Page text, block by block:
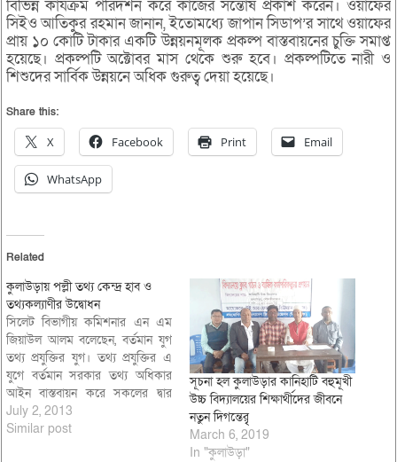
বিভিন্ন কার্যক্রম পরিদর্শন করে কাজের সন্তোষ প্রকাশ করেন। ওয়াফের
সিইও আতিকুর রহমান জানান, ইতোমধ্যে জাপান সিডাপ’র সাথে ওয়াফের
প্রায় ১০ কোটি টাকার একটি উন্নয়নমূলক প্রকল্প বাস্তবায়নের চুক্তি সমাপ্ত
হয়েছে। প্রকল্পটি অক্টোবর মাস থেকে শুরু হবে। প্রকল্পটিতে নারী ও
শিশুদের সার্বিক উন্নয়নে অধিক গুরুত্ব দেয়া হয়েছে।
Share this:
X Facebook Print Email
WhatsApp
Related
কুলাউড়ায় পল্লী তথ্য কেন্দ্র হাব ও
তথ্যকল্যাণীর উদ্বোধন
সিলেট বিভাগীয় কমিশনার এন এম
জিয়াউল আলম বলেছেন, বর্তমান যুগ
তথ্য প্রযুক্তির যুগ। তথ্য প্রযুক্তির এ
যুগে বর্তমান সরকার তথ্য অধিকার
আইন বাস্তবায়ন করে সকলের দ্বার
গোঁড়ায় সেবা পৌঁছে দিয়েছে। গ্রামীণ
সাধারণ জনগোষ্ঠী এখন ঘরে বসে
July 2, 2013
Similar post
সূচনা হল কুলাউড়ার কানিহাটি বহুমূখী
উচ্চ বিদ্যালয়ের শিক্ষার্থীদের জীবনে
নতুন দিগন্তেরৃৃ
March 6, 2019
In "কুলাউড়া"